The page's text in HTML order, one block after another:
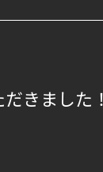
きました